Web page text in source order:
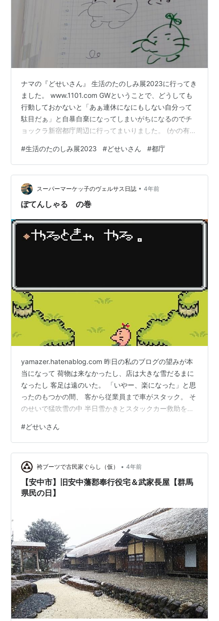
ナマの『どせいさん』 生活のたのしみ展2023に行ってき
ました。 www.1101.com GWということで、どうしても
行動しておかないと「あぁ連休になにもしない自分って
駄目だぁ」と自暴自棄になってしまいがちになるのでチ
ョックラ新宿都庁周辺に行ってまいりました。 (かの有名
た。人・人・人ですわ。 なんといいますか、どちらかと
言うと「人ゴミを見に行った」と言っても過言ではない
ぐらいの混雑ぶりでございました。 この「生活のたのし
み展」と言いますのは、糸井重里さんが主催する『ほぼ
日』という・・・説明めんどくさくなったのでHP見ませ
#生活のたのしみ展2023 #どせいさん #都庁
スーパーマーケッ子のヴェルサス日誌 • 4年前
ぽてんしゃる の巻
yamazer.hatenablog.com 昨日の私のブログの望みが本
当になって 荷物は来なかったし、店は大きな雪だるまに
なったし 客足は遠のいた。 「いやー、楽になった」と思
ったのもつかの間、 客から従業員まで車がスタック。 そ
のせいで猛吹雪の中 半日雪かきとスタックカー救助をす
してスタックするし 寒いのは弱いので極力家から出たく
ないタチだし いろんなSOSは私から発信されるし。 なの
に今日、自分でいうのも恥ずかしいが あの店にとって救
世主であり続けた。 外の猛吹雪など他人事、と知らんふ
りを決め込む 他部署の主任人を横目に店長と雪かきを…
#どせいさん
袴ブーツで古民家ぐらし（仮） • 4年前
【安中市】旧安中藩郡奉行役宅＆武家長屋【群馬
県民の日】